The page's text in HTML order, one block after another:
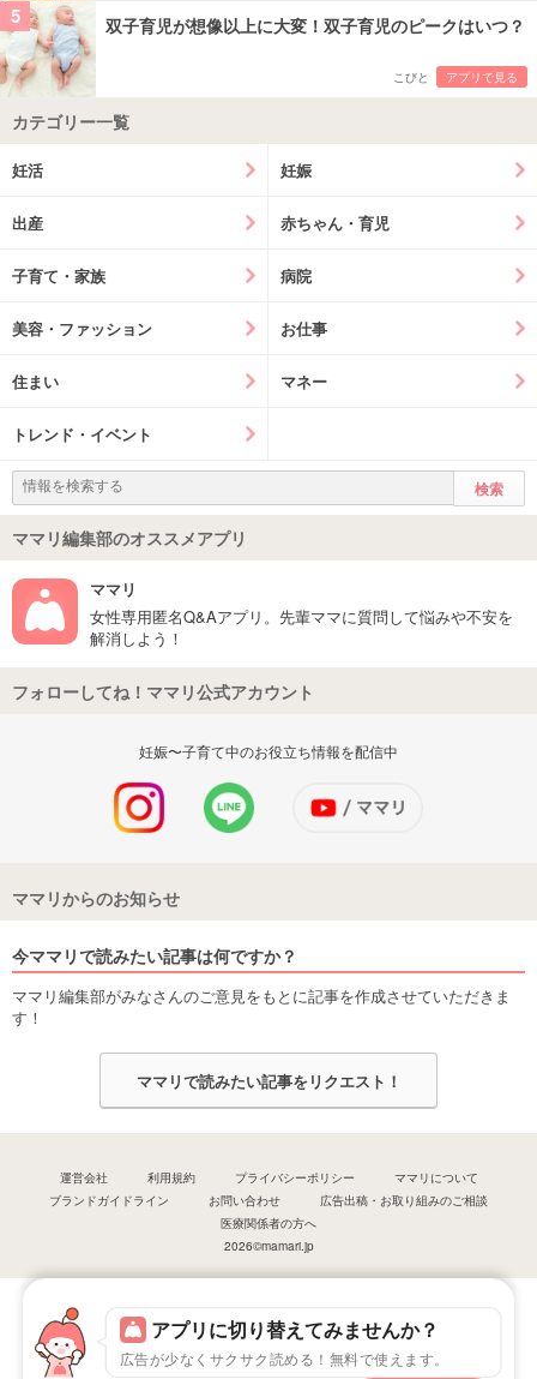
アプリに切り替えてみませんか？
広告が少なくサクサク読める！無料で使えます。
5 双子育児が想像以上に大変！双子育児のピークはいつ？
こびと アプリで見る
カテゴリー一覧
妊活 妊娠
出産 赤ちゃん・育児
子育て・家族 病院
美容・ファッション お仕事
住まい マネー
トレンド・イベント
ママリ編集部のオススメアプリ
ママリ
女性専用匿名Q&Aアプリ。先輩ママに質問して悩みや不安を
解消しよう！
フォローしてね！ママリ公式アカウント
妊娠〜子育て中のお役立ち情報を配信中
ママリからのお知らせ
今ママリで読みたい記事は何ですか？
ママリ編集部がみなさんのご意見をもとに記事を作成させていただきま
す！
ママリで読みたい記事をリクエスト！
運営会社 利用規約 プライバシーポリシー
ママリについて
ブランドガイドライン
お問い合わせ
広告出稿・お取り組みのご相談
医療関係者の方へ
2026©mamari.jp